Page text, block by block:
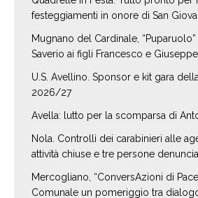
festeggiamenti in onore di San
Mugnano del Cardinale,
Saverio ai figli Francesco e
U.S. Avellino. Sponsor e kit gara
2026/27
Avella: lutto per la scomparsa di
Nola. Controlli dei carabinieri alle
attività chiuse e tre persone
Mercogliano, “ConversAzioni di
Comunale un pomeriggio tra